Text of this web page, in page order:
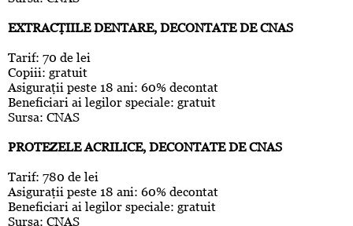
EXTRACŢIILE DENTARE, DECONTATE DE CNAS
Tarif: 70 de lei
Copiii: gratuit
Asiguraţii peste 18 ani: 60% decontat
Beneficiari ai legilor speciale: gratuit
Sursa: CNAS
PROTEZELE ACRILICE, DECONTATE DE CNAS
Tarif: 780 de lei
Asiguraţii peste 18 ani: 60% decontat
Beneficiari ai legilor speciale: gratuit
Sursa: CNAS